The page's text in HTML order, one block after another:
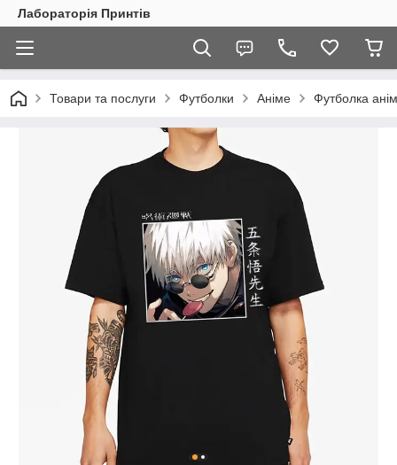
Лабораторія Принтів
Товари та послуги Футболки Аніме Футболка